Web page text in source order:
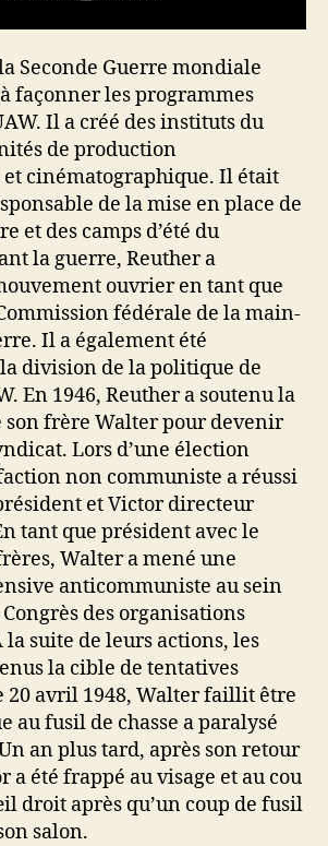
Seconde Guerre mondiale
façonner les programmes
Il a créé des instituts du
de production
cinématographique. Il était
de la mise en place de
et des camps d’été du
la guerre, Reuther a
ouvrier en tant que
fédérale de la main-
Il a également été
division de la politique de
En 1946, Reuther a soutenu la
son frère Walter pour devenir
Lors d’une élection
non communiste a réussi
et Victor directeur
tant que président avec le
Walter a mené une
anticommuniste au sein
Congrès des organisations
suite de leurs actions, les
la cible de tentatives
20 avril 1948, Walter faillit être
au fusil de chasse a paralysé
an plus tard, après son retour
a été frappé au visage et au cou
droit après qu’un coup de fusil
salon.